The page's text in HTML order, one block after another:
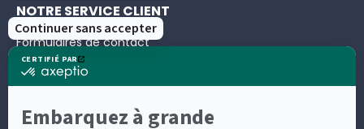
NOTRE SERVICE CLIENT
Formulaires de contact
Échanges et remboursements
Questions fréquentes